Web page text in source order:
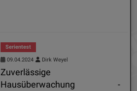
Serientest
09.04.2024
Dirk Weyel
Zuverlässige
Hausüberwachung -